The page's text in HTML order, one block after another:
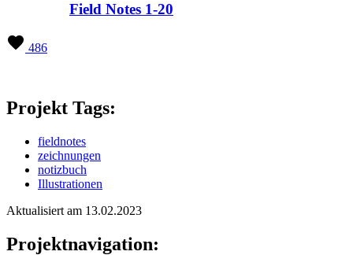
Field Notes 1-20
486
Projekt Tags:
fieldnotes
zeichnungen
notizbuch
Illustrationen
Aktualisiert am 13.02.2023
Projektnavigation: